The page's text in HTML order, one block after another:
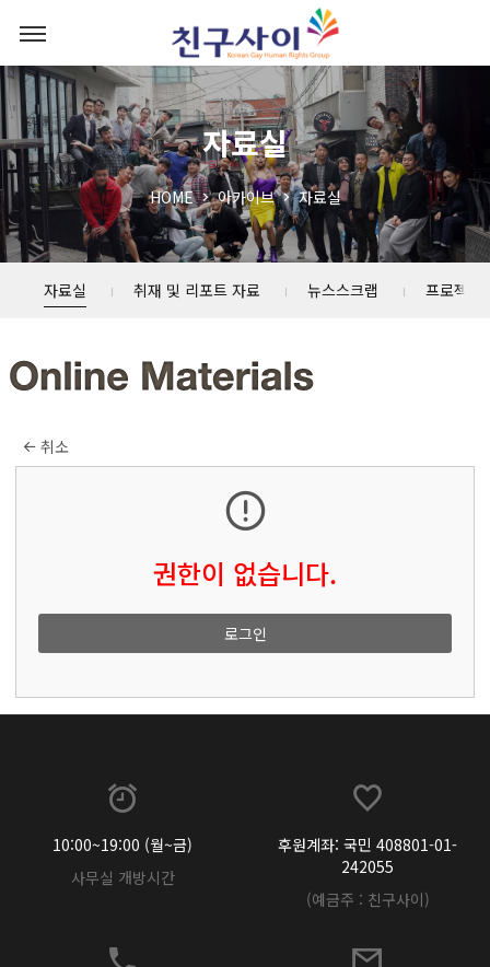
자료실
HOME 아카이브 자료실
자료실 취재 및 리포트 자료 뉴스스크랩 프로젝트
취소
권한이 없습니다.
로그인
10:00~19:00 (월~금)
사무실 개방시간
후원계좌: 국민 408801-01-
242055
(예금주 : 친구사이)